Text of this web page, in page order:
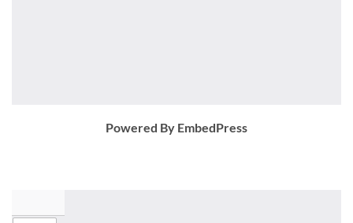
Powered By EmbedPress